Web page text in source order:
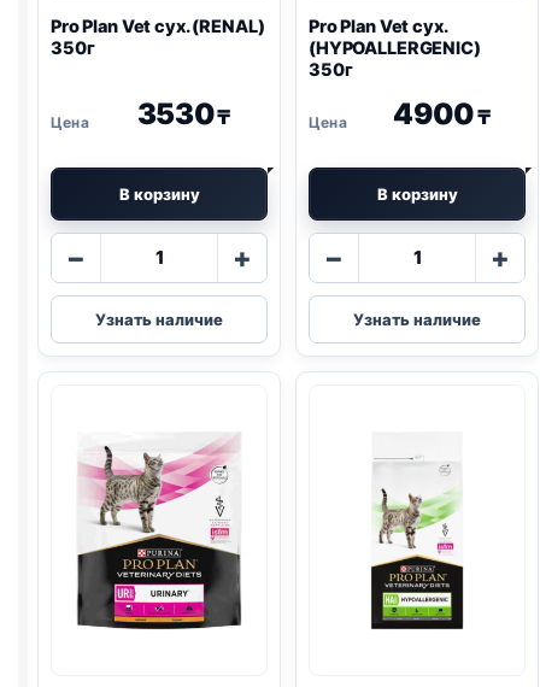
Pro PlanVet сух. (RENAL)
350г
3530₸
В корзину
−
Количество
Pro
Plan
Vet
+
Узнать наличие
Pro PlanVet сух.
(HYPOALLERGENIC)
350г
4900₸
В корзину
−
Количество
Pro
Plan
Vet
+
Узнать наличие